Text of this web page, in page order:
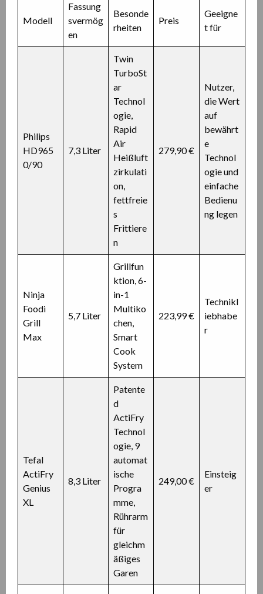
Modell
Fassung
svermög
en
Besonde
rheiten
Preis
Geeigne
t für
Philips
HD965
0/90
7,3 Liter
Twin
TurboSt
ar
Technol
ogie,
Rapid
Air
Heißluft
zirkulati
on,
fettfreie
s
Frittiere
n
279,90 €
Nutzer,
die Wert
auf
bewährt
e
Technol
ogie und
einfache
Bedienu
ng legen
Ninja
Foodi
Grill
Max
5,7 Liter
Grillfun
ktion, 6-
in-1
Multiko
chen,
Smart
Cook
System
223,99 €
Technikl
iebhabe
r
Tefal
ActiFry
Genius
XL
8,3 Liter
Patente
d
ActiFry
Technol
ogie, 9
automat
ische
Progra
mme,
Rührarm
für
gleichm
äßiges
Garen
249,00 €
Einsteig
er